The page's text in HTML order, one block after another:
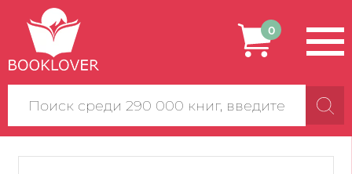
Поиск
по
сайту
0